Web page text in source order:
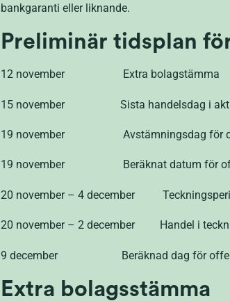
bankgaranti eller liknande.
Preliminär tidsplan
12 november Extra bolagstämma
15 november Sista handelsdag i aktien
19 november Avstämningsdag för
19 november Beräknat datum för
20 november – 4 december
20 november – 2 december Handel i
9 december Beräknad dag för
Extra bolagsstämma